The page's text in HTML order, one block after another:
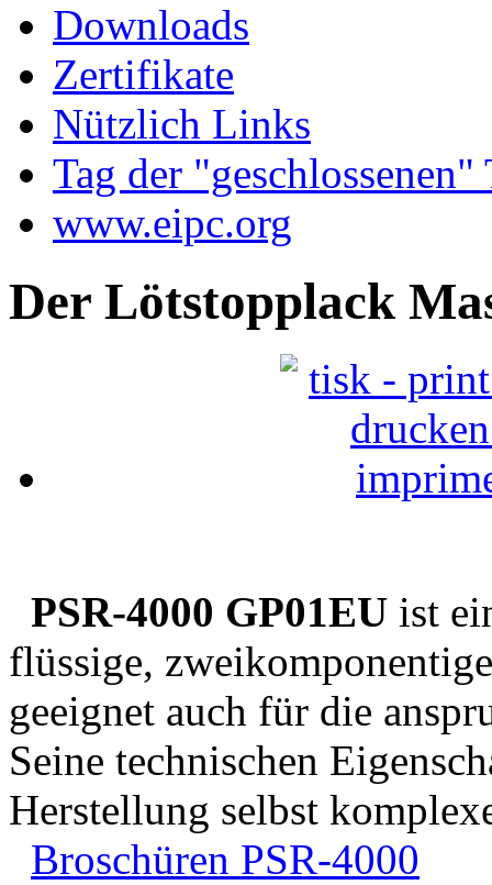
Downloads
Zertifikate
Nützlich Links
Tag der
www.eipc.org
Der Lötstopplack
PSR-4000 GP01EU ist
flüssige,
geeignet auch für die
Seine technischen
Herstellung selbst
Broschüren PSR-4000